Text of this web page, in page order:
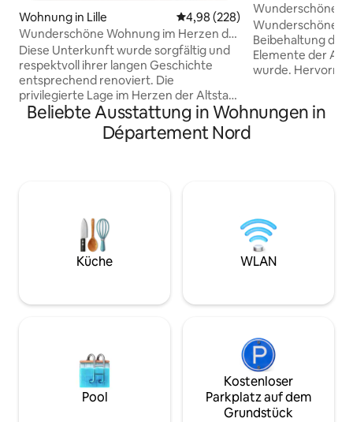
Wohnung in Lille Durchschnittliche Bewertung:
4,98 (228)
Wunderschöne Wohnung im Herzen der
Altstadt von Lille
Diese Unterkunft wurde sorgfältig und
respektvoll ihrer langen Geschichte
entsprechend renoviert. Die
privilegierte Lage im Herzen der Altstadt
von Lille, 10 Minuten zu Fuß vom Grand
Place und den Bahnhöfen entfernt,
macht sie zu einem idealen Ort, um Lille
wurde mit viel Liebe zum Detail
durchgeführt, um die Authentizität des
Ortes zu respektieren und gleichzeitig
den Komfort einer Unterkunft des 21.
Wunderschöne
der Altstadt von
Wunderschöne
Beibehaltung der
Elemente der
wurde.
Schlafsofa mit
Wohnung
Altstadt von Lille
vom Grand Place
Beliebte Ausstattung in Wohnungen in
Département Nord
Küche WLAN
Pool
Kostenloser
Parkplatz auf dem
Grundstück